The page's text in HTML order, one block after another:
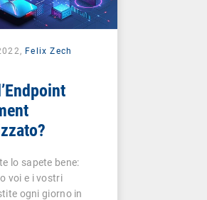
Felix Zech
lo sapete bene:
voi e i vostri
ogni giorno in